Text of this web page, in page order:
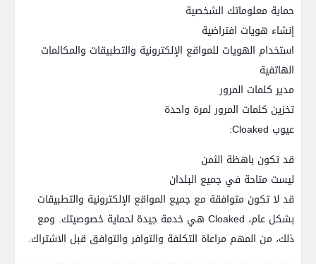
حماية معلوماتك الشخصية
إنشاء هويات افتراضية
استخدام الهويات للمواقع الإلكترونية والتطبيقات والمكالمات
الهاتفية
مدير كلمات المرور
تخزين كلمات المرور لمرة واحدة
عيوب Cloaked:
قد تكون باهظة الثمن
ليست متاحة في جميع البلدان
قد لا تكون متوافقة مع جميع المواقع الإلكترونية والتطبيقات
بشكل عام، Cloaked هي خدمة جيدة لحماية خصوصيتك. ومع
ذلك، من المهم مراعاة التكلفة والتوافر والتوافق قبل الاشتراك.